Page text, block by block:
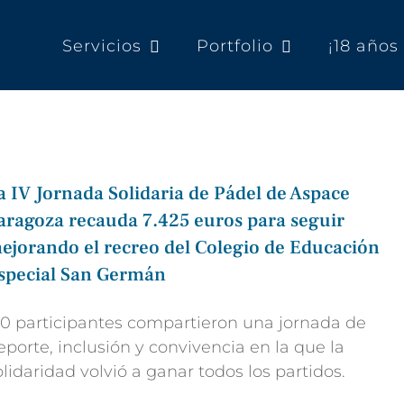
Servicios Portfolio ¡18
IV Jornada Solidaria de Pádel de Aspace
recauda 7.425 euros para seguir
el recreo del Colegio de Educación
San Germán
participantes compartieron una jornada de
inclusión y convivencia en la que la
volvió a ganar todos los partidos.